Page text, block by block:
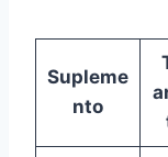
Supleme
nto